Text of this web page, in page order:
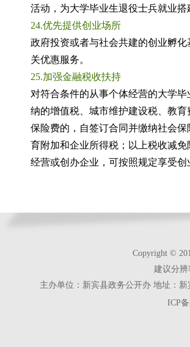
活动，为大学毕业生退役士兵就业搭
24.优先提供创业场所
政府投资或者与社会共建的创业孵化
关优惠服务。
25.加强金融税收扶持
对符合条件的从事个体经营的大学
纳的增值税、城市维护建设税、教
保险费的，自签订合同并缴纳社会
育附加和企业所得税；以上税收减
经营或创办企业，可按照规定享受
Copyright ©
建议分辨
主办单位：新宾县政务公开办 地址：新
ICP备